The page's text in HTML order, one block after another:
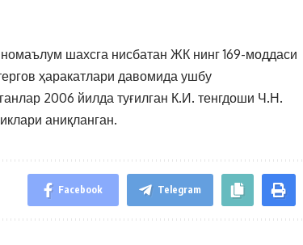
шахсга нисбатан ЖК нинг 169-моддаси
ҳаракатлари давомида ушбу
2006 йилда туғилган К.И. тенгдоши Ч.Н.
аниқланган.
Facebook Telegram